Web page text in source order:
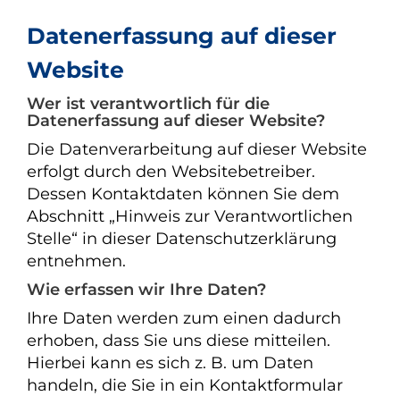
Datenerfassung auf dieser
Website
Wer ist verantwortlich für die
Datenerfassung auf dieser Website?
Die Datenverarbeitung auf dieser Website
erfolgt durch den Websitebetreiber.
Dessen Kontaktdaten können Sie dem
Abschnitt „Hinweis zur Verantwortlichen
Stelle“ in dieser Datenschutzerklärung
entnehmen.
Wie erfassen wir Ihre Daten?
Ihre Daten werden zum einen dadurch
erhoben, dass Sie uns diese mitteilen.
Hierbei kann es sich z. B. um Daten
handeln, die Sie in ein Kontaktformular